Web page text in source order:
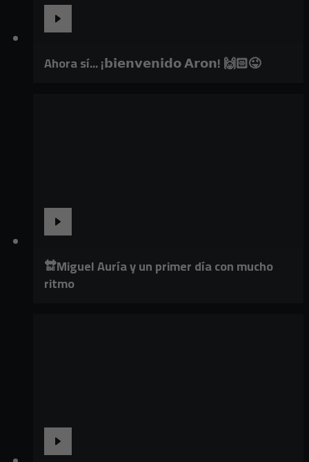
Ahora sí... ¡𝗯𝗶𝗲𝗻𝘃𝗲𝗻𝗶𝗱𝗼 𝗔𝗿𝗼𝗻! 🙌🏻😜
🔛Miguel Auría y un primer día con mucho
ritmo